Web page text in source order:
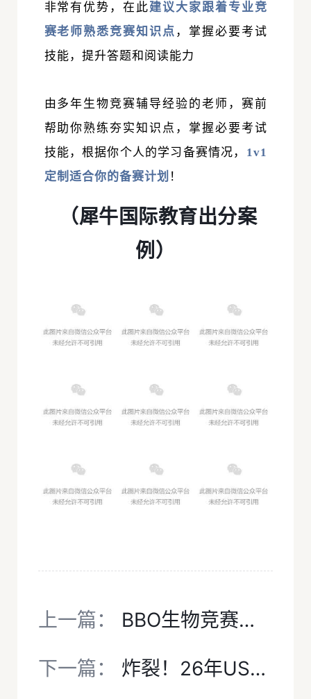
非常有优势，在此建议大家跟着专业竞
赛老师熟悉竞赛知识点 ，掌握必要考试
技能，提升答题和阅读能力
由多年生物竞赛辅导经验的老师，赛前
帮助你熟练夯实知识点，掌握必要考试
技能，根据你个人的学习备赛情况， 1v1
定制适合你的备赛计划 ！
（犀牛国际教育出分案
例）
上一篇： BBO生物竞赛金奖，对牛剑G5申请有多加分？犀牛直通车课程助力冲刺金奖
下一篇： 炸裂！26年USABO放榜：犀牛学员狂揽“超级金奖”，高分人数全国领跑！附犀牛USABO/BBO生物竞赛培训课程